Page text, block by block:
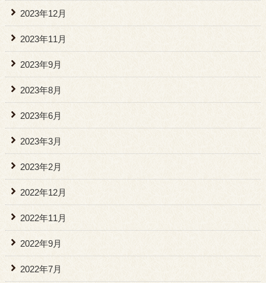
2023年12月
2023年11月
2023年9月
2023年8月
2023年6月
2023年3月
2023年2月
2022年12月
2022年11月
2022年9月
2022年7月